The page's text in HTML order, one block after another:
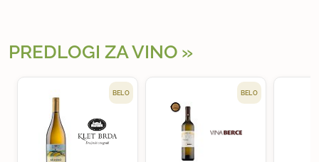
PREDLOGI ZA VINO
BELO BELO